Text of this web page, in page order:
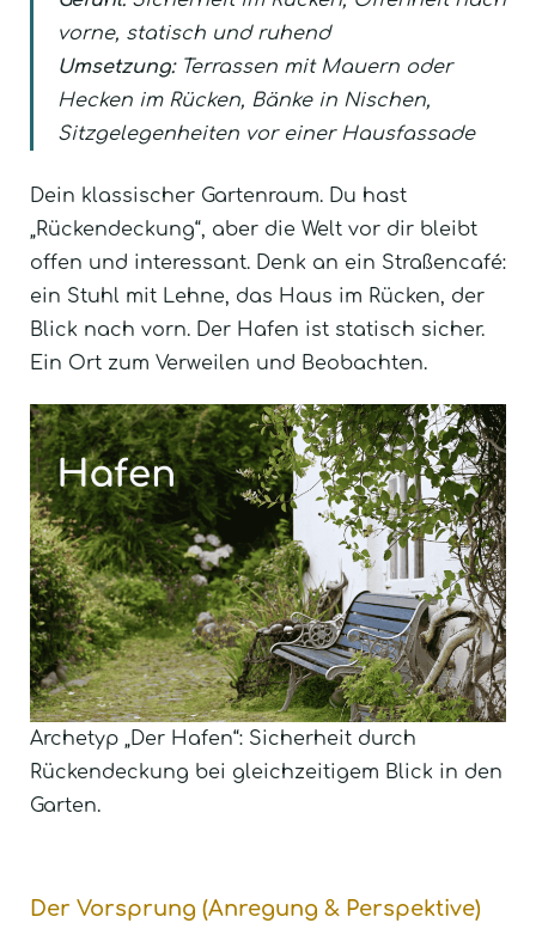
vorne, statisch und ruhend
Umsetzung:Terrassen mit Mauern oder
Hecken im Rücken, Bänke in Nischen,
Sitzgelegenheiten vor einer Hausfassade
Dein klassischer Gartenraum. Du hast
„Rückendeckung“, aber die Welt vor dir bleibt
offen und interessant. Denk an ein Straßencafé:
ein Stuhl mit Lehne, das Haus im Rücken, der
Blick nach vorn. Der Hafen ist statisch sicher.
Ein Ort zum Verweilen und Beobachten.
Archetyp „Der Hafen“: Sicherheit durch
Rückendeckung bei gleichzeitigem Blick in den
Garten.
Der Vorsprung (Anregung & Perspektive)